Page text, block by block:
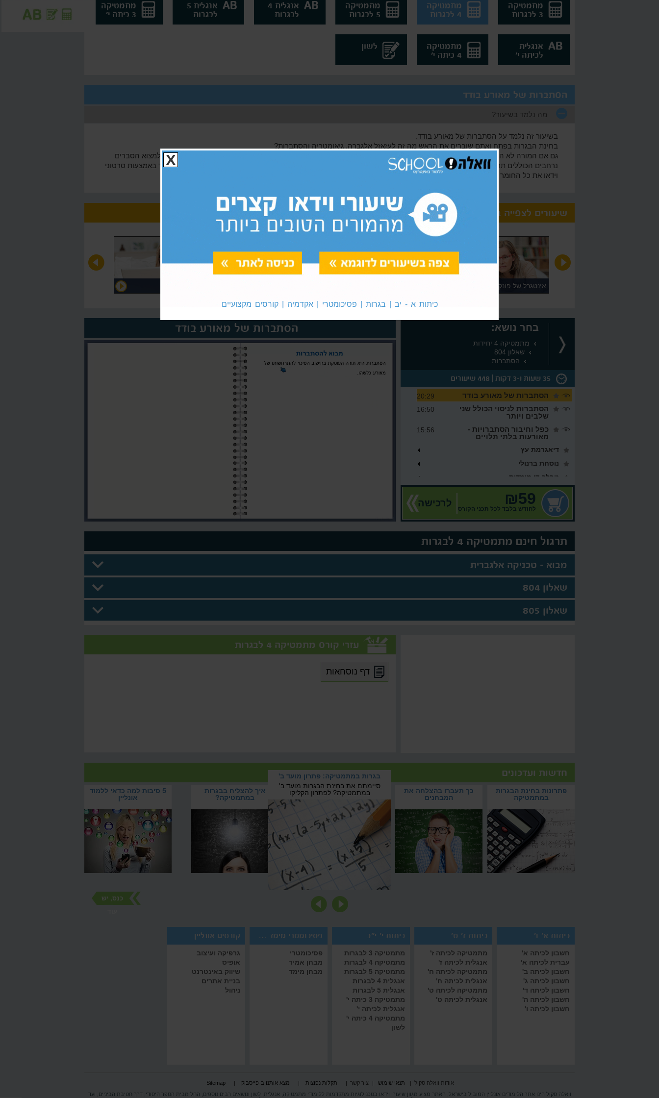
מתמטיקה
3 לבגרות
מתמטיקה
4 לבגרות
מתמטיקה
5 לבגרות
אנגלית 4
לבגרות
אנגלית 5
לבגרות
מתמטיקה
3 כיתה י'
אנגלית
לכיתה י'
מתמטיקה
4 כיתה י'
לשון
הסתברות של מאורע בודד
מה נלמד בשיעור?
בשיעור זה נלמד על הסתברות של מאורע בודד.
בחינת הבגרות בפתח ואתם שוברים את הראש מה זה לעזאזל אלגברה, גיאומטריה והסתברות?
גם אם המורה לא הסביר את החומר על הסתברות של מאורע בודד כמו שצריך, אנחנו נדאג שתגיעו מוכנים לבחינה! בשיעור זה תוכלו למצוא הסברים
נרחבים הכוללים תרגול במגוון נושאים אשר קשורים למתמטיקה 4 לבגרות. אין צורך לשלם למורים פרטיים, בוואלה! סקול תוכלו ללמוד באמצעות סרטוני
וידאו את כל החומר מכל מקום ובכל זמן.
שיעורים לצפייה בחינם
אינטגרל של פונקציות חזקה עם
הסתברות של מאורע בודד
₪59
לחודש בלבד לכל תכני הקורס
לרכישה
בחר נושא:
מתמטיקה 4 יחידות
שאלון 804
הסתברות
35 שעות ו-3 דקות 448 שיעורים
הסתברות של מאורע בודד 20:29
הסתברות לניסוי הכולל שני
שלבים ויותר
16:50
כפל וחיבור הסתברויות -
מאורעות בלתי תלויים
15:56
דיאגרמת עץ
נוסחת ברנולי
טבלה דו מימדית
תרגול חינם מתמטיקה 4 לבגרות
מבוא - טכניקה אלגברית
שאלון 804
שאלון 805
עזרי קורס מתמטיקה 4 לבגרות
דף נוסחאות
חדשות ועדכונים
5 סיבות למה כדאי ללמוד
אונליין
איך להצליח בבגרות
במתמטיקה?
בגרות במתמטיקה: פתרון
מועד ב'
כך תעברו בהצלחה את
המבחנים
פתרונות בחינת הבגרות
במתמטיקה
בגרות במתמטיקה: פתרון מועד ב'
סיימתם את בחינת הבגרות מועד ב'
במתמטיקה? לפתרון הקליקו
כך תעברו בהצלחה את המבחנים
איך לעבור את תקופת המבחנים
בהצלחה?
פתרונות בחינת הבגרות במתמטיקה
במתמטיקה? הקליקו והשוו
כנס, יש
כיתות א'-ו'
חשבון לכיתה א'
עברית לכיתה א'
חשבון לכיתה ב'
חשבון לכיתה ג'
חשבון לכיתה ד'
חשבון לכיתה ה'
חשבון לכיתה ו'
כיתות ז'-ט'
מתמטיקה לכיתה ז'
אנגלית לכיתה ז'
מתמטיקה לכיתה ח'
אנגלית לכיתה ח'
מתמטיקה לכיתה ט'
אנגלית לכיתה ט'
כיתות י'-י"ב
מתמטיקה 3 לבגרות
מתמטיקה 4 לבגרות
מתמטיקה 5 לבגרות
אנגלית 4 לבגרות
אנגלית 5 לבגרות
מתמטיקה 3 כיתה י'
אנגלית לכיתה י'
מתמטיקה 4 כיתה י'
לשון
פסיכומטרי מימד אמיר/ם
פסיכומטרי
מבחן אמיר
מבחן מימד
קורסים אונליין
גרפיקה ועיצוב
אופיס
שיווק באינטרנט
בניית אתרים
ניהול
אודות וואלה סקול תנאי שימוש צור קשר תקלות נפוצות מצא אותנו ב-פייסבוק
Sitemap
וואלה סקול הינו אתר הלימודים אונליין המוביל בישראל, האתר מציע מגוון שיעורי וידאו בטכנולוגיות מתקדמות ללימודי מתמטיקה, אנגלית, לשון ונושאים רבים נוספים, החל מבית הספר היסודי, דרך חטיבת הביניים, ועד
X
כיתות א - יב | בגרות | פסיכומטרי | אקדמיה | קורסים מקצועיים